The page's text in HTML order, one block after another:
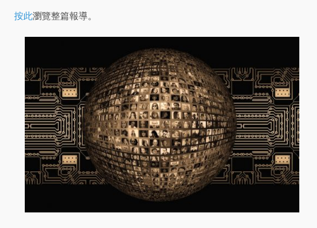
按此瀏覽整篇報導。